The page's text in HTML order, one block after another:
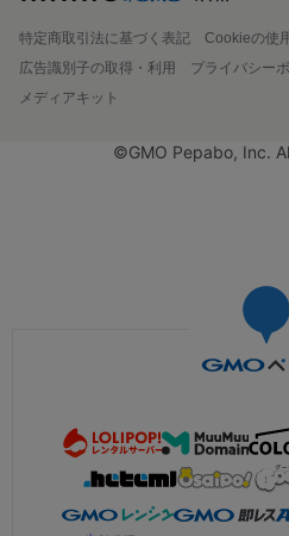
特定商取引法に基づく表記
Cookieの使
広告識別子の取得・利用
プライバシー
メディアキット
©GMO Pepabo, Inc.